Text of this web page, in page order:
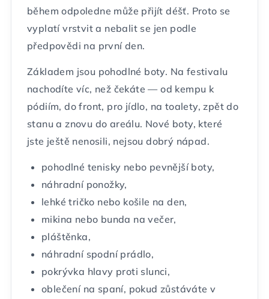
během odpoledne může přijít déšť. Proto se
vyplatí vrstvit a nebalit se jen podle
předpovědi na první den.
Základem jsou pohodlné boty. Na festivalu
nachodíte víc, než čekáte — od kempu k
pódiím, do front, pro jídlo, na toalety, zpět do
stanu a znovu do areálu. Nové boty, které
jste ještě nenosili, nejsou dobrý nápad.
pohodlné tenisky nebo pevnější boty,
náhradní ponožky,
lehké tričko nebo košile na den,
mikina nebo bunda na večer,
pláštěnka,
náhradní spodní prádlo,
pokrývka hlavy proti slunci,
oblečení na spaní, pokud zůstáváte v